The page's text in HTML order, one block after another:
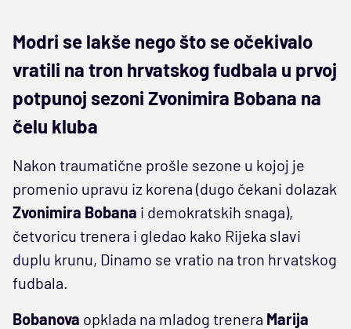
Modri se lakše nego što se očekivalo
vratili na tron hrvatskog fudbala u prvoj
potpunoj sezoni Zvonimira Bobana na
čelu kluba
Nakon traumatične prošle sezone u kojoj je
promenio upravu iz korena (dugo čekani dolazak
Zvonimira Bobana i demokratskih snaga),
četvoricu trenera i gledao kako Rijeka slavi
duplu krunu, Dinamo se vratio na tron hrvatskog
fudbala.
Bobanova opklada na mladog trenera Marija